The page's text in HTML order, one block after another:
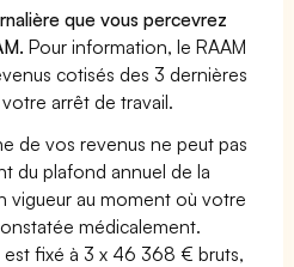
que vous percevrez
Pour information, le RAAM
cotisés des 3 dernières
arrêt de travail.
de vos revenus ne peut pas
du plafond annuel de la
vigueur au moment où votre
médicalement.
fixé à 3 x 46 368 € bruts,